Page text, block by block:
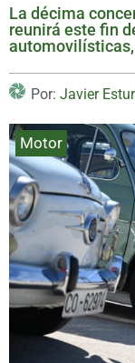
La décima
reunirá este fin
Por: Javier
Motor